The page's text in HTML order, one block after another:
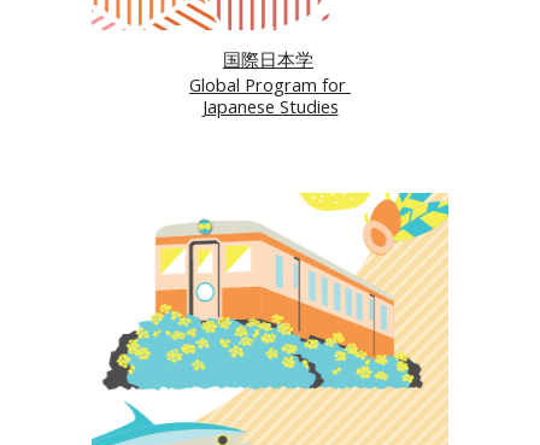
国際日本学
Global Program for
Japanese Studies